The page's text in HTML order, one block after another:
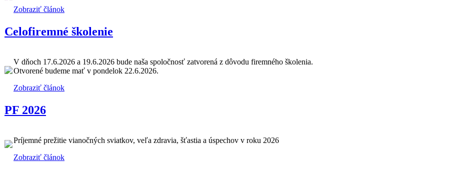
Zobraziť článok
Celofiremné školenie
V dňoch 17.6.2026 a 19.6.2026 bude naša spoločnosť zatvorená z dôvodu firemného školenia.
Otvorené budeme mať v pondelok 22.6.2026.
Zobraziť článok
PF 2026
Príjemné prežitie vianočných sviatkov, veľa zdravia, šťastia a úspechov v roku 2026
Zobraziť článok